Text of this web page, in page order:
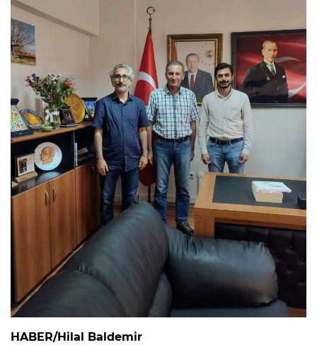
HABER/Hilal Baldemir